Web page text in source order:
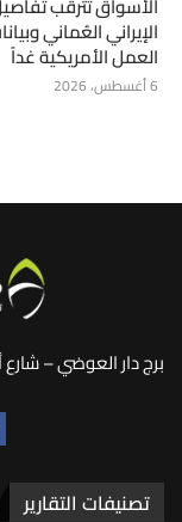
الإيراني العُماني
العمل الأمريكية غداً
6 أغسطس، 2026
برج دار العوضي – شارع
تصنيفات التقارير